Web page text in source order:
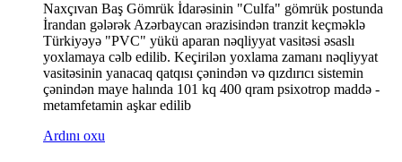
Naxçıvan Baş Gömrük İdarəsinin "Culfa" gömrük postunda
İrandan gələrək Azərbaycan ərazisindən tranzit keçməklə
Türkiyəyə "PVC" yükü aparan nəqliyyat vasitəsi əsaslı
yoxlamaya cəlb edilib. Keçirilən yoxlama zamanı nəqliyyat
vasitəsinin yanacaq qatqısı çənindən və qızdırıcı sistemin
çənindən maye halında 101 kq 400 qram psixotrop maddə -
metamfetamin aşkar edilib
Ardını oxu